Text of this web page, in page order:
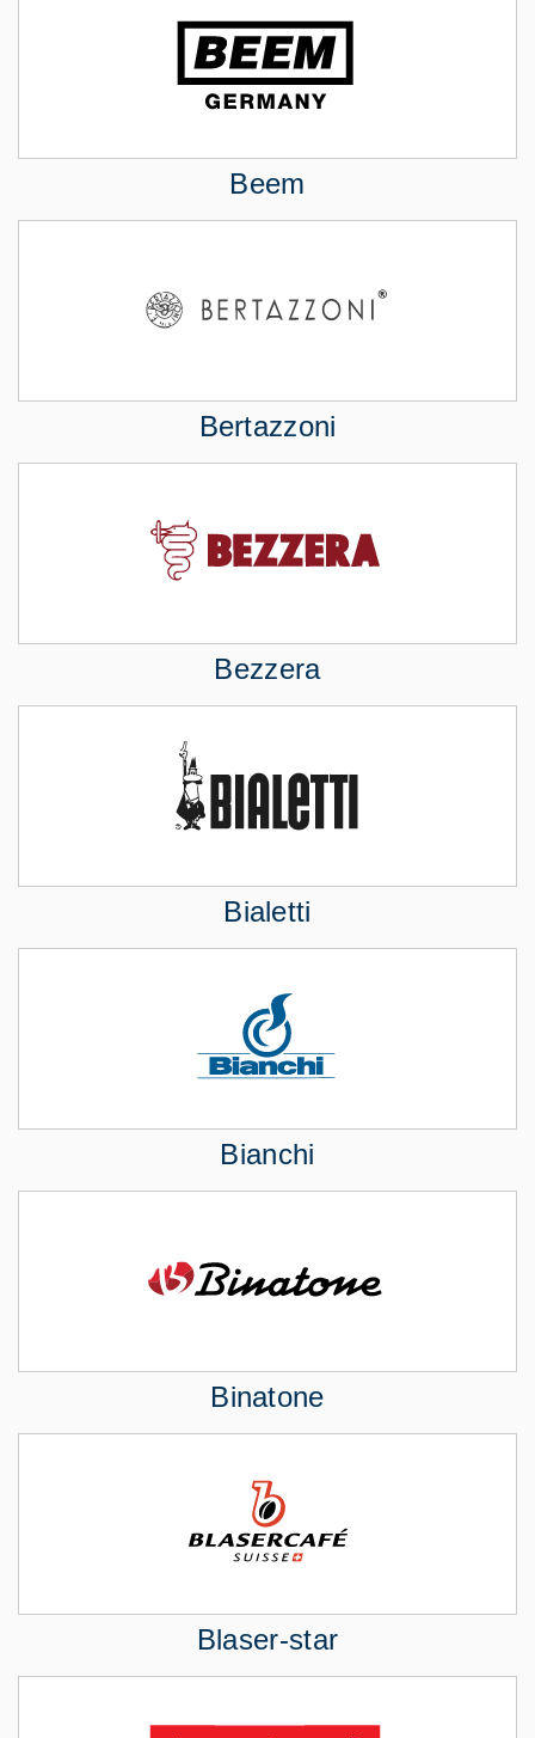
Beem
Bertazzoni
Bezzera
Bialetti
Bianchi
Binatone
Blaser-star